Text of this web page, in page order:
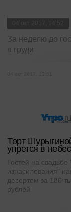
За неделю до
в груди
Торт
упрется в
Гостей на свадьбе
изнасилования"
десертом за 180
рублей